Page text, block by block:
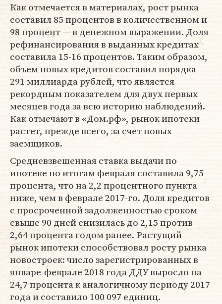
Как отмечается в материалах, рост рынка
составил 85 процентов в количественном и
98 процент — в денежном выражении. Доля
рефинансирования в выданных кредитах
составила 15-16 процентов. Таким образом,
объем новых кредитов составил порядка
291 миллиарда рублей, что является
рекордным показателем для двух первых
месяцев года за всю историю наблюдений.
Как отмечают в «Дом.рф», рынок ипотеки
растет, прежде всего, за счет новых
заемщиков.
Средневзвешенная ставка выдачи по
ипотеке по итогам февраля составила 9,75
процента, что на 2,2 процентного пункта
ниже, чем в феврале 2017-го. Доля кредитов
с просроченной задолженностью сроком
свыше 90 дней снизилась до 2,15 против
2,64 процента годом ранее. Растущий
рынок ипотеки способствовал росту рынка
новостроек: число зарегистрированных в
январе-феврале 2018 года ДДУ выросло на
24,7 процента к аналогичному периоду 2017
года и составило 100 097 единиц.